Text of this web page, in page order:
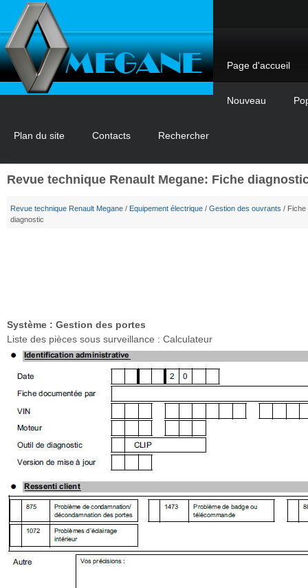
Page d'accueil
Nouveau
Plan du site Contacts Rechercher
Revue technique Renault Megane: Fiche
Revue technique Renault Megane / Equipement électrique / Gestion des ouvrants / Fiche
diagnostic
Système : Gestion des portes
Liste des pièces sous surveillance : Calculateur